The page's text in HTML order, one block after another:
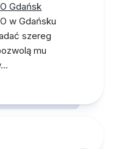
Gdańsk
w Gdańsku
szereg
mu